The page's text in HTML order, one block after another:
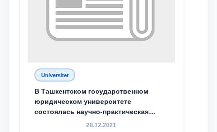
Ваш номер телефона
Universitet
В Ташкентском государственном
юридическом университете
состоялась научно-практическая
конференция магистрантов
28.12.2021